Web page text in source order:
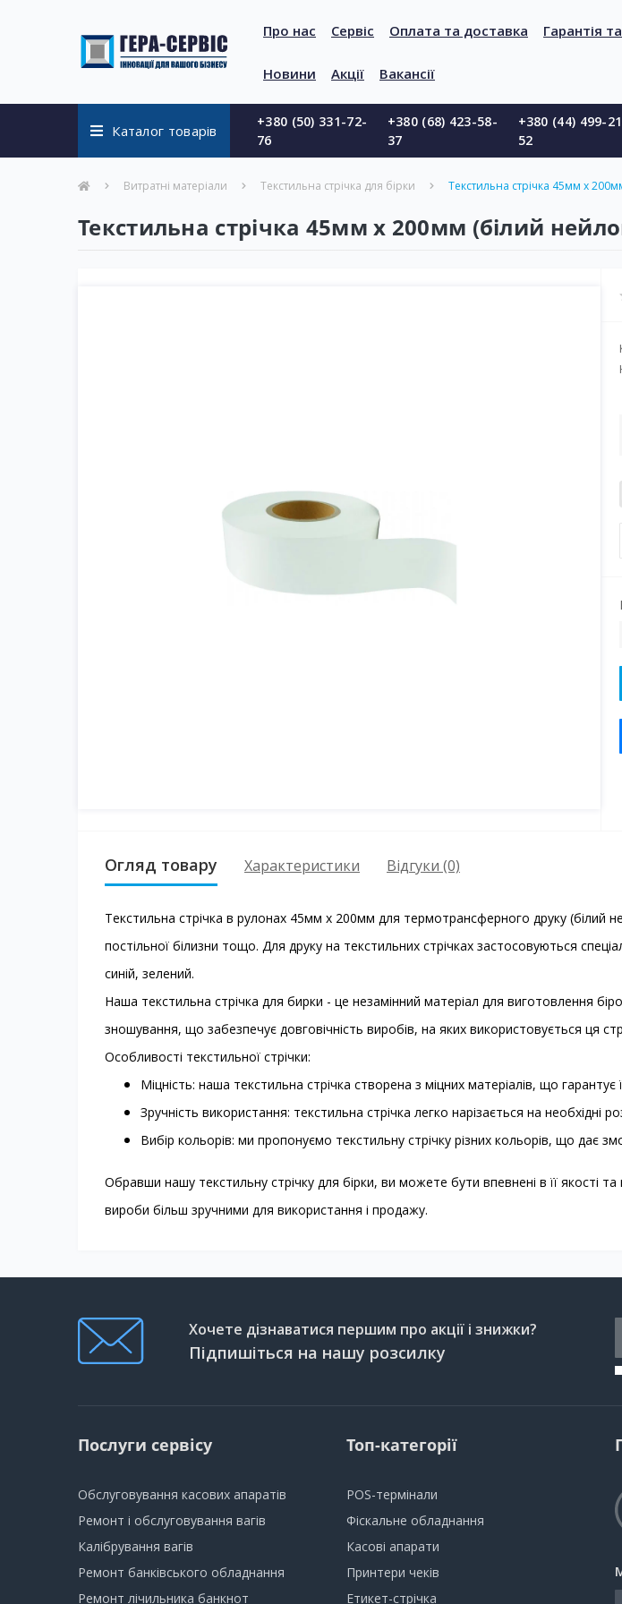
Про нас Сервіс Оплата та доставка Гарантія
Новини Акції Вакансії
Каталог товарів
+380 (50) 331-72-
76
+380 (68) 423-58-
37
+380 (44) 499-
52
Витратні матеріали Текстильна стрічка для бірки Текстильна стрічка 45мм х
Текстильна стрічка 45мм х 200мм (білий
Огляд товару Характеристики Відгуки (0)
Текстильна стрічка в рулонах 45мм х 200мм для термотрансферного друку (білий
постільної білизни тощо. Для друку на текстильних стрічках застосовуються
синій, зелений.
Наша текстильна стрічка для бирки - це незамінний матеріал для виготовлення
зношування, що забезпечує довговічність виробів, на яких використовується ця
Особливості текстильної стрічки:
Міцність: наша текстильна стрічка створена з міцних матеріалів, що гарантує
Зручність використання: текстильна стрічка легко нарізається на необхідні
Вибір кольорів: ми пропонуємо текстильну стрічку різних кольорів, що дає
Обравши нашу текстильну стрічку для бірки, ви можете бути впевнені в її
вироби більш зручними для використання і продажу.
Хочете дізнаватися першим про акції і знижки?
Підпишіться на нашу розсилку
Послуги сервісу
Обслуговування касових апаратів
Ремонт і обслуговування вагів
Калібрування вагів
Ремонт банківського обладнання
Ремонт лічильника банкнот
Топ-категорії
POS-термінали
Фіскальне обладнання
Касові апарати
Принтери чеків
Етикет-стрічка